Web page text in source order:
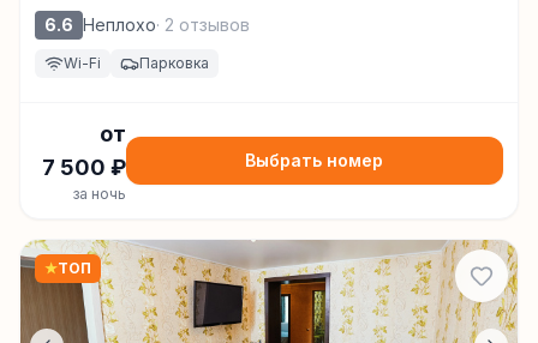
6.6 Неплохо· 2 отзывов
Wi-Fi Парковка
от
7 500 ₽
за ночь
Выбрать номер
★ТОП